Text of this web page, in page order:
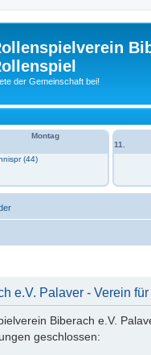
der Gemeinschaft bei!
1 im VH
Montag
(44)
11.
e.V. Palaver - Verein
Biberach e.V.
geschlossen: